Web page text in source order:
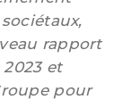
rapport
2023 et
pour